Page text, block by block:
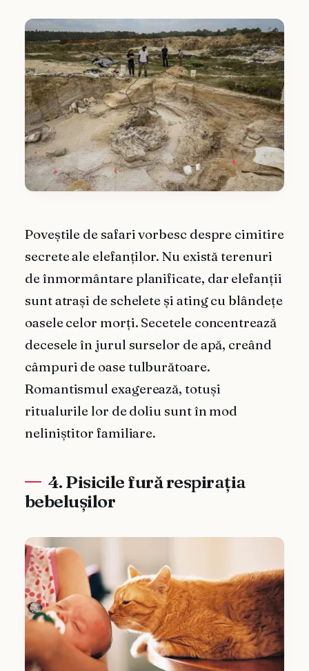
Poveștile de safari vorbesc despre cimitire
secrete ale elefanților. Nu există terenuri
de înmormântare planificate, dar elefanții
sunt atrași de schelete și ating cu blândețe
oasele celor morți. Secetele concentrează
decesele în jurul surselor de apă, creând
câmpuri de oase tulburătoare.
Romantismul exagerează, totuși
ritualurile lor de doliu sunt în mod
neliniștitor familiare.
4. Pisicile fură respirația
bebelușilor